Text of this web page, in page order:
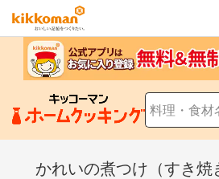
かれいの煮つけ（すき焼